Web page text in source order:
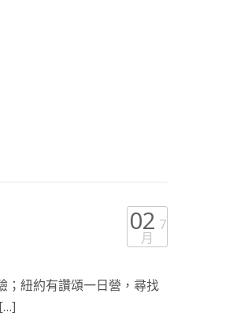
02 7
月
；紐約有讚頌一日營，尋找